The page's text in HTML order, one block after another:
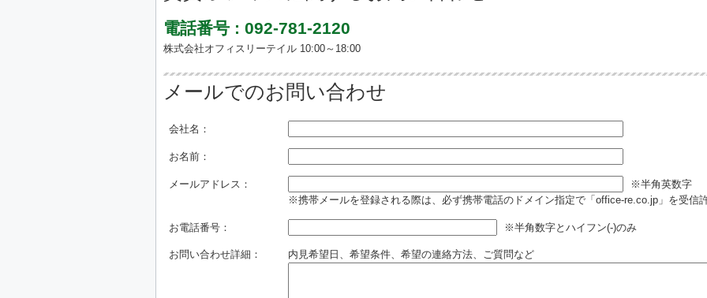
電話番号 : 092-781-2120
株式会社オフィスリーテイル 10:00～18:00
メールでのお問い合わせ
会社名：
お名前：
メールアドレス：
※半角英数字
※携帯メールを登録される際は、必ず携帯電話のドメイン指定で「office-re.co.jp」を受信
お電話番号： ※半角数字とハイフン(-)のみ
お問い合わせ詳細： 内見希望日、希望条件、希望の連絡方法、ご質問など